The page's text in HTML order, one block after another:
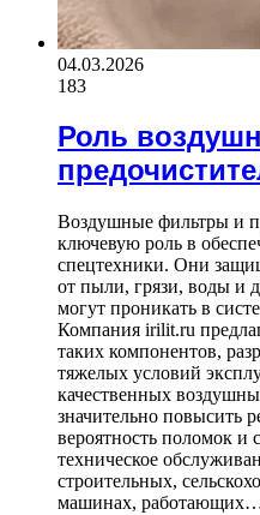
04.03.2026
183
Роль
Воздушные фильтры и
ключевую роль в
спецтехники. Они
от пыли, грязи, воды и
могут проникать в
Компания irilit.ru
таких компонентов,
тяжелых условий
качественных
значительно повысить
вероятность поломок и
техническое
строительных,
машинах,